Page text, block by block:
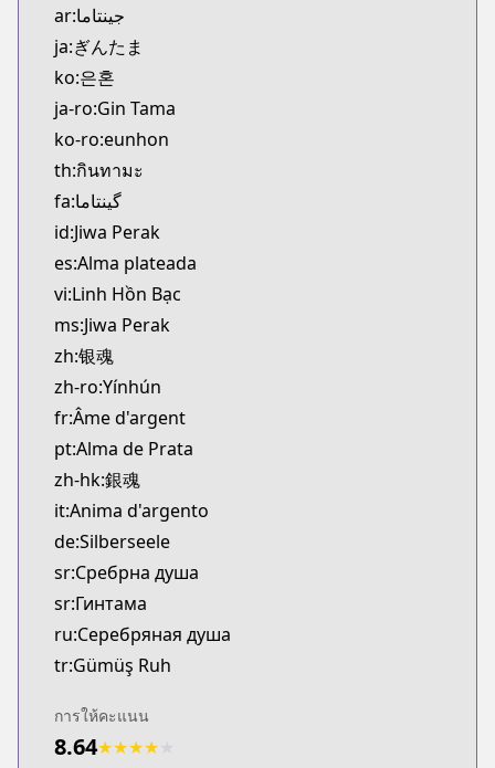
MangaUpdates
MangaUpdates
https://www.mangaupdates.com/
Book☆Walker
Book☆Walker
https://bookwalker.jp/series/13001/list
Official English
Official English
https://www.viz.com/gin-tama
ar:جينتاما
ja:ぎんたま
ko:은혼
ja-ro:Gin Tama
ko-ro:eunhon
th:กินทามะ
fa:گینتاما
id:Jiwa Perak
es:Alma plateada
vi:Linh Hồn Bạc
ms:Jiwa Perak
zh:银魂
zh-ro:Yínhún
fr:Âme d'argent
pt:Alma de Prata
zh-hk:銀魂
it:Anima d'argento
de:Silberseele
sr:Сребрна душа
sr:Гинтама
ru:Серебряная душа
tr:Gümüş Ruh
การให้คะแนน
8.64★★★★